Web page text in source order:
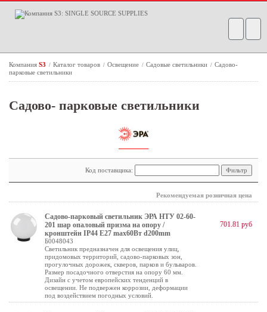
Компания S3 / Каталог товаров / Освещение / Садовые светильники / Садово-
парковые светильники
Садово- парковые светильники
Код поставщика:
Рекомендуемая розничная цена
Садово-парковый светильник ЭРА НТУ 02-60-
201 шар опаловый призма на опору /
кронштейн IP44 Е27 max60Вт d200mm
Б0048043
Светильник предназначен для освещения улиц,
придомовых территорий, садово-парковых зон,
прогулочных дорожек, скверов, парков и бульваров.
Размер посадочного отверстия на опору 60 мм.
Дизайн с учетом европейских тенденций в
освещении. Не подвержен коррозии, деформации
под воздействием погодных условий.
701.81 руб